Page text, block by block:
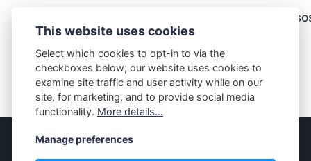
Civilização"/#curiosidades/#historia/
FULL STORY
This website uses cookies
Select which cookies to opt-in to via the
checkboxes below; our website uses cookies to
examine site traffic and user activity while on our
site, for marketing, and to provide social media
functionality. More details...
Manage preferences